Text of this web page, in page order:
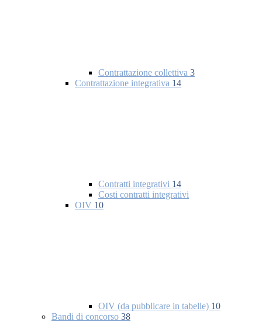
Contrattazione collettiva 3
Contrattazione integrativa 14
Contratti integrativi 14
Costi contratti integrativi
OIV 10
OIV (da pubblicare in tabelle) 10
Bandi di concorso 38